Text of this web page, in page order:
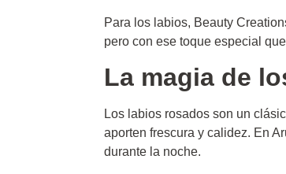
Para los labios, Beauty
pero con ese toque especial
La magia de
Los labios rosados son un
aporten frescura y calidez. En
durante la noche.